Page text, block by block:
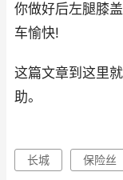
你做好后左腿膝
车愉快!
这篇文章到这里
助。
长城 保险丝